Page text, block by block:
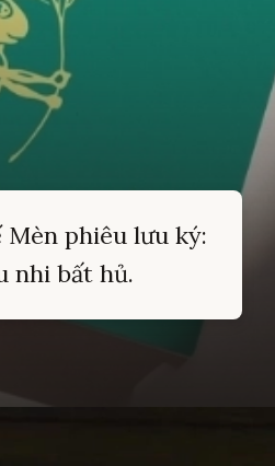
Mèn phiêu lưu ký:
nhi bất hủ.